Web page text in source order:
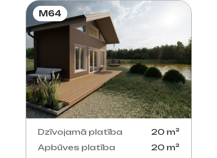
M64
Dzīvojamā platība
20 m²
Apbūves platība
20 m²